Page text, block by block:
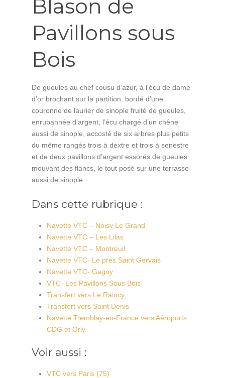
Blason de
Pavillons sous
Bois
De gueules au chef cousu d’azur, à l’écu de dame
d’or brochant sur la partition, bordé d’une
couronne de laurier de sinople fruité de gueules,
enrubannée d’argent, l’écu chargé d’un chêne
aussi de sinople, accosté de six arbres plus petits
du même rangés trois à dextre et trois à senestre
et de deux pavillons d’argent essorés de gueules
mouvant des flancs, le tout posé sur une terrasse
aussi de sinople.
Dans cette rubrique :
Navette VTC – Noisy Le Grand
Navette VTC – Les Lilas
Navette VTC – Montreuil
Navette VTC- Le prés Saint Gervais
Navette VTC- Gagny
VTC- Les Pavillons Sous Bois
Transfert vers Le Raincy
Transfert vers Saint Denis
Navette Tremblay-en-France vers Aéroports
CDG et Orly.
Voir aussi :
VTC vers Paris (75)